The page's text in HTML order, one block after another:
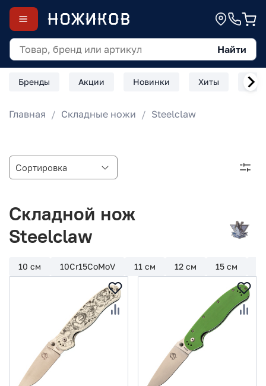
Найти
Бренды Акции Новинки Хиты
Главная Складные ножи Steelclaw
Складной нож
Steelclaw
10 см 10Cr15CoMoV 11 см 12 см 15 см